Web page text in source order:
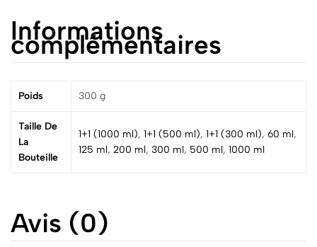
Informations
complémentaires
Poids 300 g
Taille De
La
Bouteille
1+1 (1000 ml), 1+1 (500 ml), 1+1 (300 ml), 60 ml,
125 ml, 200 ml, 300 ml, 500 ml, 1000 ml
Avis (0)